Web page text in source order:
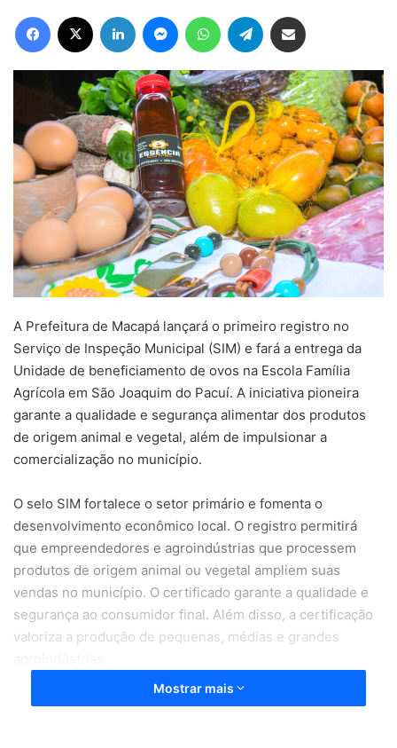
Facebook Linkedin MessengerWhatsAppTelegram
A Prefeitura de Macapá lançará o primeiro registro no
Serviço de Inspeção Municipal (SIM) e fará a entrega da
Unidade de beneficiamento de ovos na Escola Família
Agrícola em São Joaquim do Pacuí. A iniciativa pioneira
garante a qualidade e segurança alimentar dos produtos
de origem animal e vegetal, além de impulsionar a
comercialização no município.
O selo SIM fortalece o setor primário e fomenta o
desenvolvimento econômico local. O registro permitirá
que empreendedores e agroindústrias que processem
produtos de origem animal ou vegetal ampliem suas
vendas no município. O certificado garante a qualidade e
segurança ao consumidor final. Além disso, a certificação
valoriza a produção de pequenas, médias e grandes
A Secretaria Municipal de Agricultura (SEMAG) é
Mostrar mais